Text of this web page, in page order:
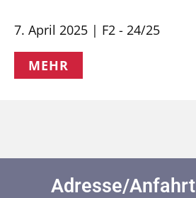
7. April 2025 F2 - 24/25
MEHR
Adresse/Anfahrt